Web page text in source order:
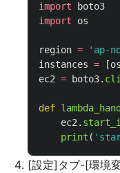
import
boto3
import
os
region = ' ap-
instances = [os
ec2 = boto3.
def
ec2 .
print ( '
[設定]タブ-[環境